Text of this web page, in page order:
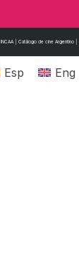
INCAA | Catálogo de cine Argentino
Esp Eng